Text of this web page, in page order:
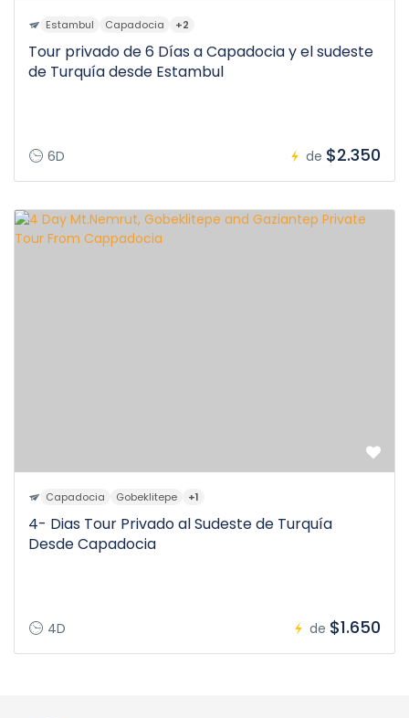
Estambul Capadocia +2
Tour privado de 6 Días a Capadocia y el sudeste
de Turquía desde Estambul
6D de $2.350
Capadocia Gobeklitepe +1
4- Dias Tour Privado al Sudeste de Turquía
Desde Capadocia
4D de $1.650